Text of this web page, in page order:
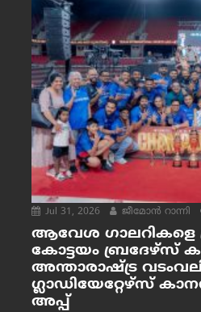
Jul 31, 2026 ജീമോന്‍ റാന്നി
ആവേശ ഗാലറികളെ
കോട്ടയം ബ്രദേഴ്‌സ്
അന്താരാഷ്ട്ര
ഗ്ലാഡിയേറ്റേഴ്‌സ്
അപ്പ്